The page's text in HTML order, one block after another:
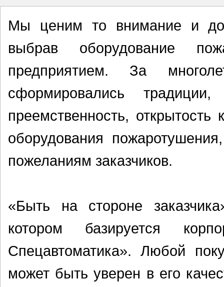
Мы ценим то внимание и
выбрав оборудование
предприятием. За
сформировались
преемственность,
оборудования
пожеланиям заказчиков.
«Быть на стороне
котором базируется
Спецавтоматика». Любой
может быть уверен в его